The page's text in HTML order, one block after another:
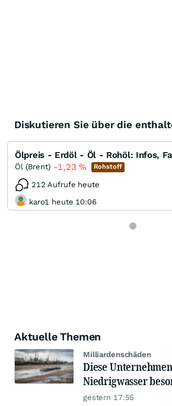
Diskutieren Sie über die
Öl (Brent) -1,23 % Rohstoff
212 Aufrufe heute
karo1 heute 10:06
Aktuelle Themen
Milliardenschäden
Diese
Niedrigwasser
gestern 17:55